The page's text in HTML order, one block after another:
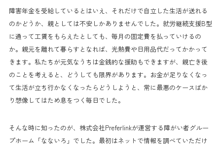
障害年金を受給しているとはいえ、それだけで自立した生活が送れる
のかどうか、親としては不安しかありませんでした。就労継続支援B型
に通って工賃をもらえたとしても、毎月の固定費を払っていけるの
か。親元を離れて暮らすとなれば、光熱費や日用品代だってかかって
きます。私たちが元気なうちは金銭的な援助もできますが、親亡き後
のことを考えると、どうしても限界があります。お金が足りなくなっ
て生活が立ち行かなくなったらどうしようと、常に最悪のケースばか
り想像してはため息をつく毎日でした。
そんな時に知ったのが、株式会社Preferlinkが運営する障がい者グルー
プホーム「なないろ」でした。最初はネットで情報を調べていただけ